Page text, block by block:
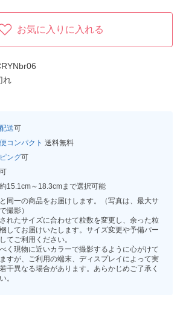
お気に入りに入れる
れ
送可
コンパクト 送料無料
ング可
15.1cm～18.3cmまで選択可能
同一の商品をお届けします。（写真は、最大サ
撮影）
れたサイズに合わせて粒数を変更し、余った粒
してお届けいたします。サイズ変更や予備パー
てご利用ください。
く現物に近いカラーで撮影するように心がけて
すが、ご利用の端末、ディスプレイによって実
干異なる場合があります。あらかじめご了承く
。